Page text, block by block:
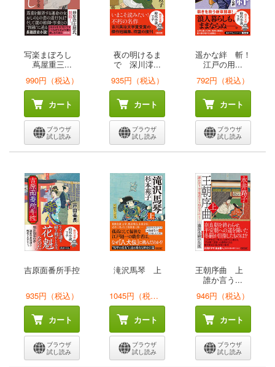
写楽まぼろし
蔦屋重三...
990円（税込）
カート
ブラウザ
試し読み
夜の明けるま
で 深川澪...
935円（税込）
カート
ブラウザ
試し読み
遥かな絆 斬！
江戸の用...
792円（税込）
カート
ブラウザ
試し読み
吉原面番所手控
935円（税込）
カート
ブラウザ
試し読み
滝沢馬琴 上
1045円（税込）
カート
ブラウザ
試し読み
王朝序曲 上
誰か言う...
946円（税込）
カート
ブラウザ
試し読み